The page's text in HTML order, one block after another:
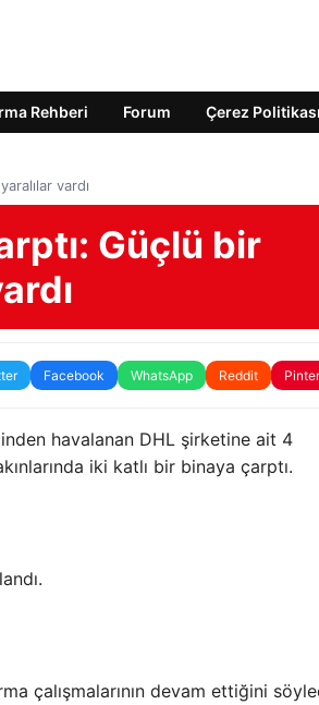
Rehberi Forum Çerez Politikası
vardı
Güçlü bir
Facebook WhatsApp Reddit
havalanan DHL şirketine ait 4
iki katlı bir binaya çarptı.
çalışmalarının devam ettiğini